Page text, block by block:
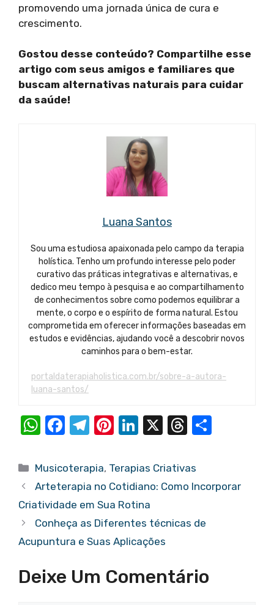
promovendo uma jornada única de cura e
crescimento.
Gostou desse conteúdo? Compartilhe esse
artigo com seus amigos e familiares que
buscam alternativas naturais para cuidar
da saúde!
Luana Santos
Sou uma estudiosa apaixonada pelo campo da terapia
holística. Tenho um profundo interesse pelo poder
curativo das práticas integrativas e alternativas, e
dedico meu tempo à pesquisa e ao compartilhamento
de conhecimentos sobre como podemos equilibrar a
mente, o corpo e o espírito de forma natural. Estou
comprometida em oferecer informações baseadas em
estudos e evidências, ajudando você a descobrir novos
caminhos para o bem-estar.
portaldaterapiaholistica.com.br/sobre-a-autora-
luana-santos/
W
at
s
A
p
p
F
c
e
b
o
o
T
e
gr
a
m
Pi
er
e
st
Li
k
e
dI
n
X
T
e
a
s
e
Categorias
Musicoterapia, Terapias Criativas
Arteterapia no Cotidiano: Como Incorporar
Criatividade em Sua Rotina
Conheça as Diferentes técnicas de
Acupuntura e Suas Aplicações
Deixe Um Comentário